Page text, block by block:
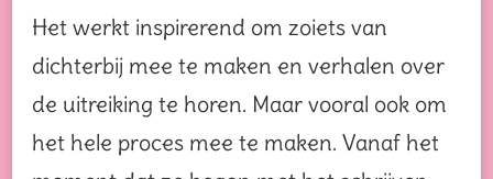
Het werkt inspirerend om zoiets van
dichterbij mee te maken en verhalen over
de uitreiking te horen. Maar vooral ook om
het hele proces mee te maken. Vanaf het